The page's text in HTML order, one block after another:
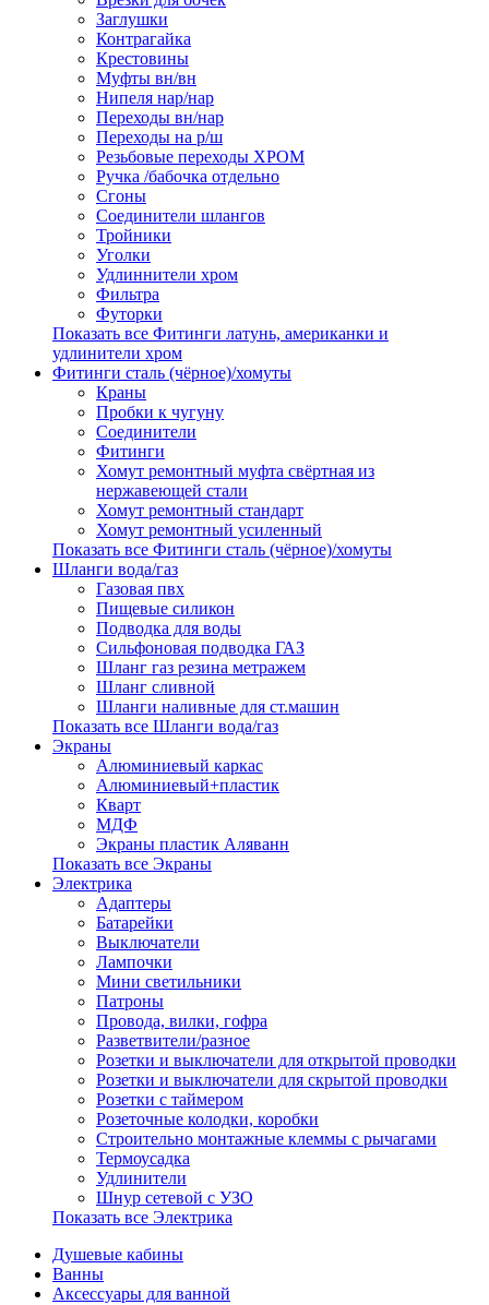
Заглушки
Контрагайка
Крестовины
Муфты вн/вн
Нипеля нар/нар
Переходы вн/нар
Переходы на р/ш
Резьбовые переходы ХРОМ
Ручка /бабочка отдельно
Сгоны
Соединители шлангов
Тройники
Уголки
Удлиннители хром
Фильтра
Футорки
Показать все Фитинги латунь, американки и
удлинители хром
Фитинги сталь (чёрное)/хомуты
Краны
Пробки к чугуну
Соединители
Фитинги
Хомут ремонтный муфта свёртная из
нержавеющей стали
Хомут ремонтный стандарт
Хомут ремонтный усиленный
Показать все Фитинги сталь (чёрное)/хомуты
Шланги вода/газ
Газовая пвх
Пищевые силикон
Подводка для воды
Сильфоновая подводка ГАЗ
Шланг газ резина метражем
Шланг сливной
Шланги наливные для ст.машин
Показать все Шланги вода/газ
Экраны
Алюминиевый каркас
Алюминиевый+пластик
Кварт
МДФ
Экраны пластик Аляванн
Показать все Экраны
Электрика
Адаптеры
Батарейки
Выключатели
Лампочки
Мини светильники
Патроны
Провода, вилки, гофра
Разветвители/разное
Розетки и выключатели для открытой проводки
Розетки и выключатели для скрытой проводки
Розетки с таймером
Розеточные колодки, коробки
Строительно монтажные клеммы с рычагами
Термоусадка
Удлинители
Шнур сетевой с УЗО
Показать все Электрика
Душевые кабины
Ванны
Аксессуары для ванной